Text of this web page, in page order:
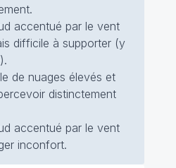
accentué par le vent
difficile à supporter (y
de nuages élevés et
distinctement
accentué par le vent
inconfort.